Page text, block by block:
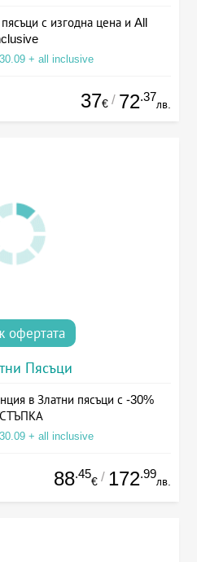
с изгодна цена и All
+ all inclusive
37€ / 72.37
лв.
офертата
Пясъци
в Златни пясъци с -30%
+ all inclusive
88.45
€ / 172.99
лв.